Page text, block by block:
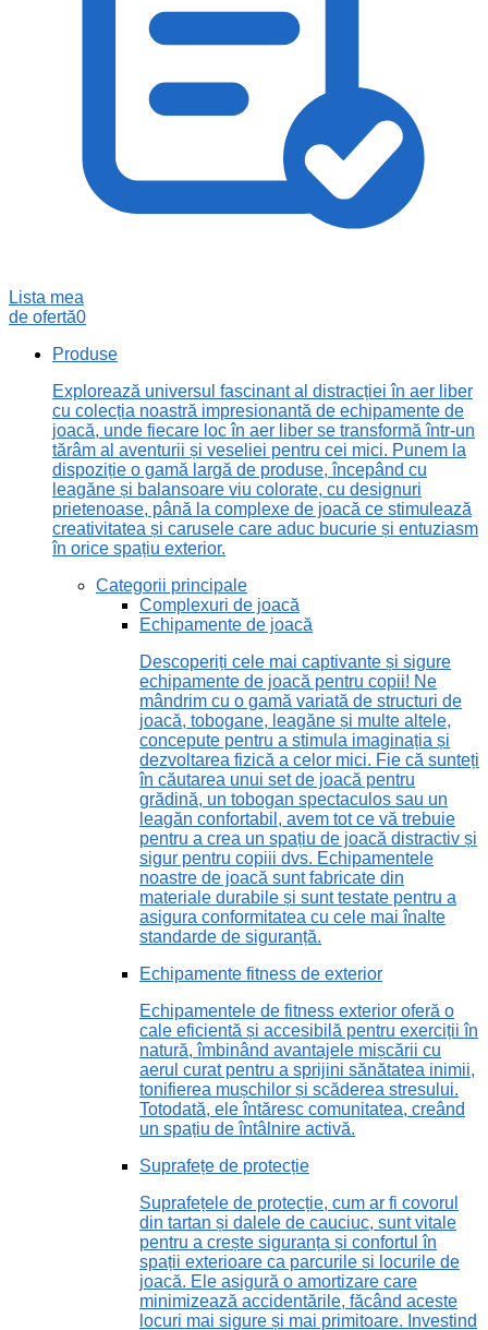
Lista mea
de ofertă0
Produse
Explorează universul fascinant al distracției în aer liber
cu colecția noastră impresionantă de echipamente de
joacă, unde fiecare loc în aer liber se transformă într-un
tărâm al aventurii și veseliei pentru cei mici. Punem la
dispoziție o gamă largă de produse, începând cu
leagăne și balansoare viu colorate, cu designuri
prietenoase, până la complexe de joacă ce stimulează
creativitatea și carusele care aduc bucurie și entuziasm
în orice spațiu exterior.
Categorii principale
Complexuri de joacă
Echipamente de joacă
Descoperiți cele mai captivante și sigure
echipamente de joacă pentru copii! Ne
mândrim cu o gamă variată de structuri de
joacă, tobogane, leagăne și multe altele,
concepute pentru a stimula imaginația și
dezvoltarea fizică a celor mici. Fie că sunteți
în căutarea unui set de joacă pentru
grădină, un tobogan spectaculos sau un
leagăn confortabil, avem tot ce vă trebuie
pentru a crea un spațiu de joacă distractiv și
sigur pentru copiii dvs. Echipamentele
noastre de joacă sunt fabricate din
materiale durabile și sunt testate pentru a
asigura conformitatea cu cele mai înalte
standarde de siguranță.
Echipamente fitness de exterior
Echipamentele de fitness exterior oferă o
cale eficientă și accesibilă pentru exerciții în
natură, îmbinând avantajele mișcării cu
aerul curat pentru a sprijini sănătatea inimii,
tonifierea mușchilor și scăderea stresului.
Totodată, ele întăresc comunitatea, creând
un spațiu de întâlnire activă.
Suprafețe de protecție
Suprafețele de protecție, cum ar fi covorul
din tartan și dalele de cauciuc, sunt vitale
pentru a crește siguranța și confortul în
spații exterioare ca parcurile și locurile de
joacă. Ele asigură o amortizare care
minimizează accidentările, făcând aceste
locuri mai sigure și mai primitoare. Investind